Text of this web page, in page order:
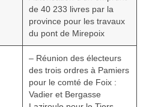
de 40 233 livres par la
province pour les travaux
du pont de Mirepoix
– Réunion des électeurs
des trois ordres à Pamiers
pour le comté de Foix :
Vadier et Bergasse